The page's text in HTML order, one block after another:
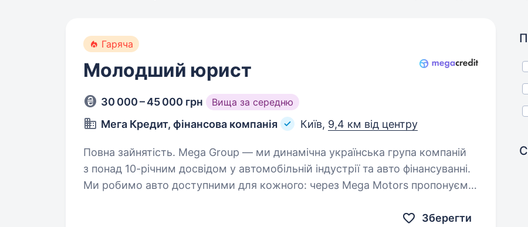
Гаряча
Молодший юрист
30 000 – 45 000 грн Вища за середню
Мега Кредит, фінансова компанія Київ, 9,4 км від центру
Повна зайнятість. Mega Group — ми динамічна українська група компаній
з понад 10-річним досвідом у автомобільній індустрії та авто фінансуванні.
Ми робимо авто доступними для кожного: через Mega Motors пропонуємо
Зберегти